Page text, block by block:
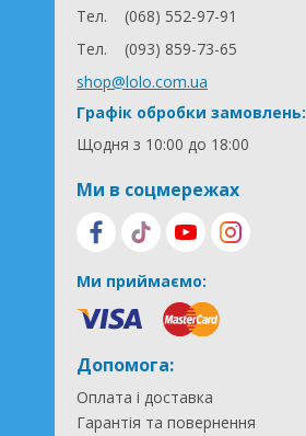
Тел.
(068) 552-97-91
Тел.
(093) 859-73-65
shop@lolo.com.ua
Графік обробки замовлень:
Щодня з 10:00 до 18:00
Ми в соцмережах
Ми приймаємо:
Допомога:
Оплата і доставка
Гарантія та повернення